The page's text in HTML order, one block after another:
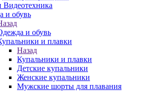
Видеотехника
и обувь
и обувь
и плавки
Назад
Купальники и плавки
Детские купальники
Женские купальники
Мужские шорты для плавания